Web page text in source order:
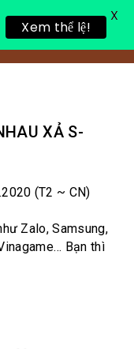
Toggle
XẢ S-
(T2 ~ CN)
Zalo, Samsung,
Bạn thì
Xem thể lệ!
X